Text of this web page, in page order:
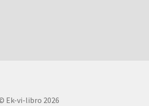
Ek-vi-libro 2026